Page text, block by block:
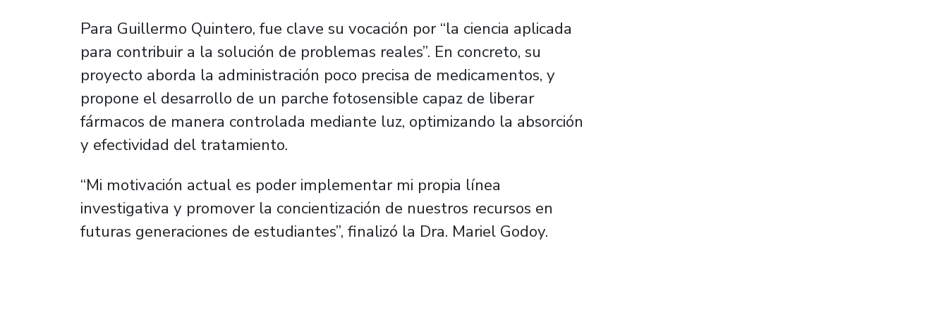
Para Guillermo Quintero, fue clave su vocación por “la ciencia aplicada
para contribuir a la solución de problemas reales”. En concreto, su
proyecto aborda la administración poco precisa de medicamentos, y
propone el desarrollo de un parche fotosensible capaz de liberar
fármacos de manera controlada mediante luz, optimizando la absorción
y efectividad del tratamiento.
“Mi motivación actual es poder implementar mi propia línea
investigativa y promover la concientización de nuestros recursos en
futuras generaciones de estudiantes”, finalizó la Dra. Mariel Godoy.